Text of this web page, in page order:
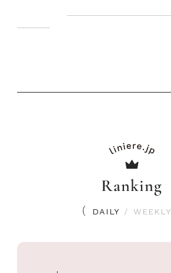
Ranking
DAILY / WEEKLY